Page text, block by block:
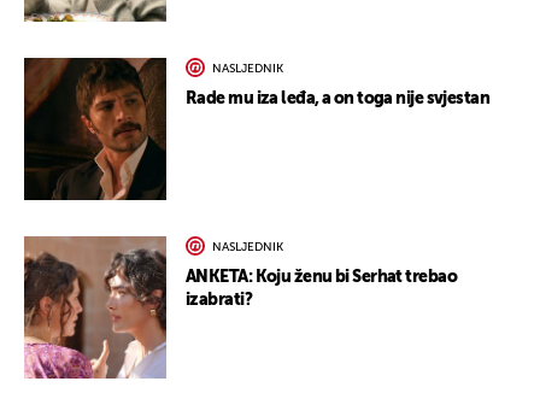
NASLJEDNIK
Rade mu iza leđa, a on toga nije svjestan
NASLJEDNIK
ANKETA: Koju ženu bi Serhat trebao
izabrati?